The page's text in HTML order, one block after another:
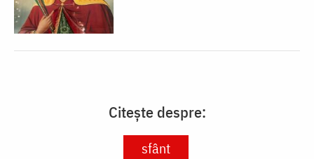
Citește despre:
sfânt